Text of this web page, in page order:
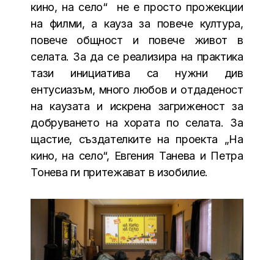
кино, на село“ не е просто прожекции
на филми, а кауза за повече култура,
повече общност и повече живот в
селата. За да се реализира на практика
тази инициатива са нужни див
ентусиазъм, много любов и отдаденост
на каузата и искрена загриженост за
добруването на хората по селата. За
щастие, създателките на проекта „На
кино, на село“, Евгения Танева и Петра
Тонева ги притежават в изобилие.